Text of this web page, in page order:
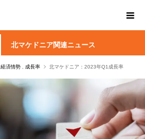
北マケドニア関連ニュース
経済情勢 成長率 北マケドニア：2023年Q1成長率